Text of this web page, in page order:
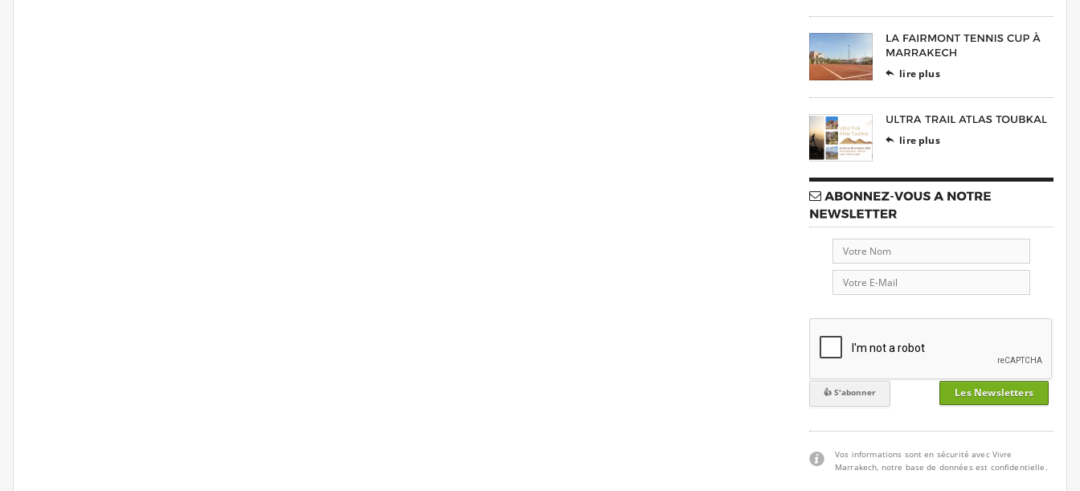
 lire plus
 lire plus
Les Newsletters
Vos informations sont en sécurité avec Vivre
Marrakech, notre base de données est confidentielle.